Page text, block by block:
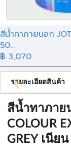
สีน้ำทาภายนอก
50...
฿ 3,070
รายละเอียดสินค้า
สีน้ำทาภาย
COLOUR
GREY เนีย